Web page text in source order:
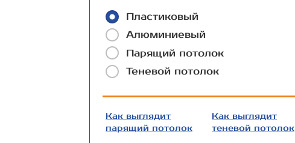
Пластиковый
Алюминиевый
Парящий потолок
Теневой потолок
Как выглядит
парящий потолок
Как выглядит
теневой потолок